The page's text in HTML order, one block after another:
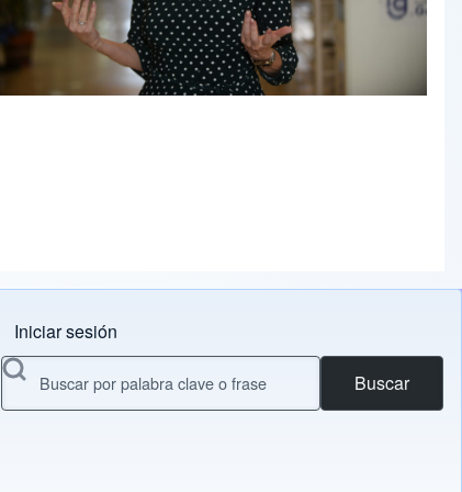
Menu do usuário
Iniciar sesión
Buscar